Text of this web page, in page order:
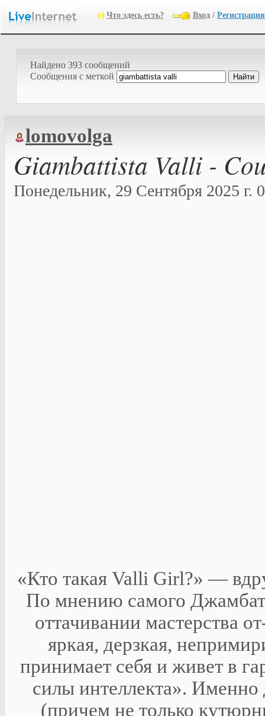
Что здесь есть? Вход / Регистрация
Найдено 393 сообщений
Cообщения с меткой
lomovolga
Giambattista Valli -
Понедельник, 29 Сентября 2025 г.
«Кто такая Valli Girl?» —
По мнению самого
оттачивании мастерства
яркая, дерзкая,
принимает себя и живет в
силы интеллекта». Именно
(причем не только